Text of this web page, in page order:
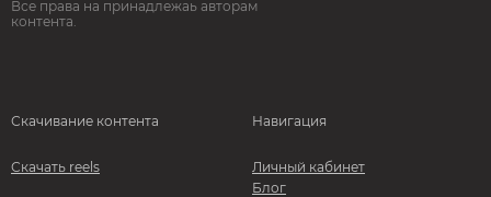
Все права на принадлежаь авторам
контента.
Скачивание контента
Скачать reels
Навигация
Личный кабинет
Блог